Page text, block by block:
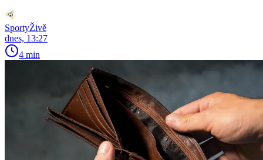
SportyŽivě
dnes, 13:27
4 min